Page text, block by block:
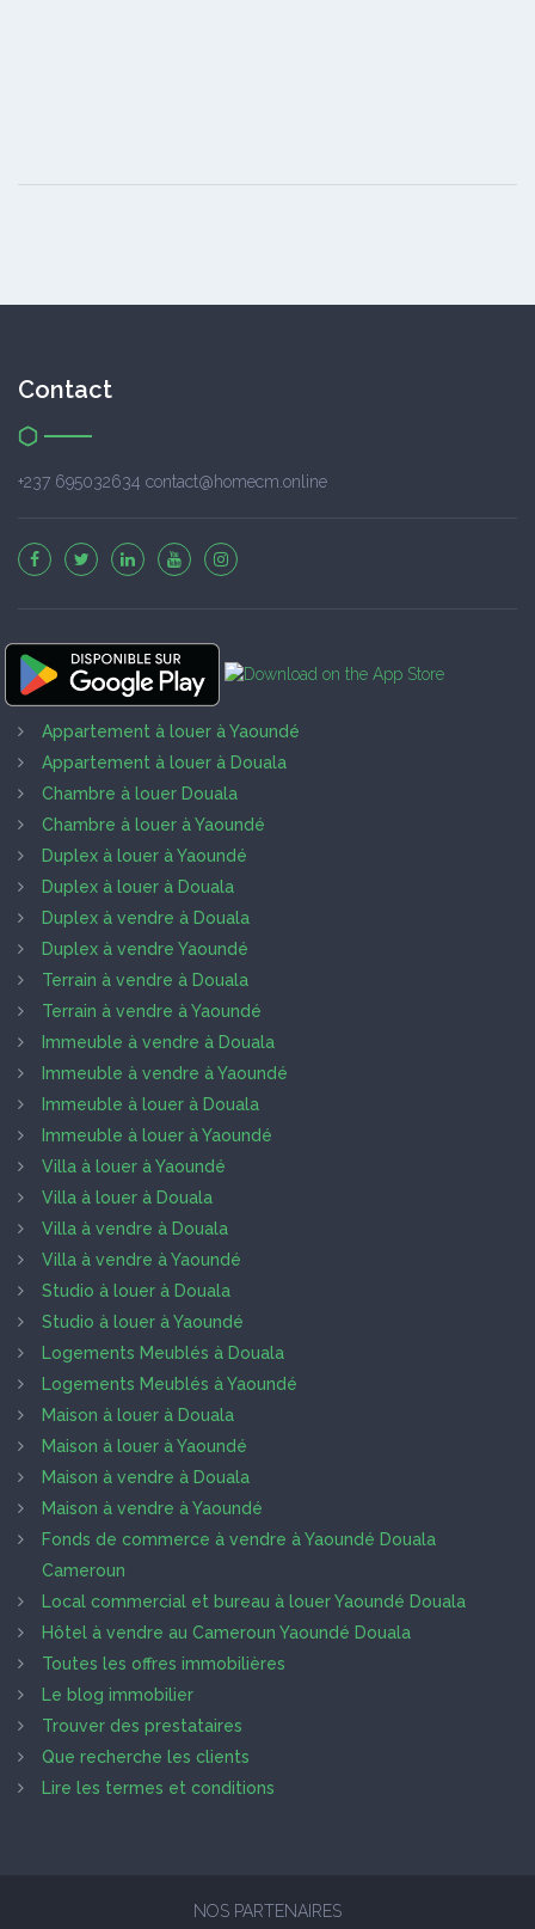
Contact
+237 695032634 contact@homecm.online
Appartement à louer à Yaoundé
Appartement à louer à Douala
Chambre à louer Douala
Chambre à louer à Yaoundé
Duplex à louer à Yaoundé
Duplex à louer à Douala
Duplex à vendre à Douala
Duplex à vendre Yaoundé
Terrain à vendre à Douala
Terrain à vendre à Yaoundé
Immeuble à vendre à Douala
Immeuble à vendre à Yaoundé
Immeuble à louer à Douala
Immeuble à louer à Yaoundé
Villa à louer à Yaoundé
Villa à louer à Douala
Villa à vendre à Douala
Villa à vendre à Yaoundé
Studio à louer à Douala
Studio à louer à Yaoundé
Logements Meublés à Douala
Logements Meublés à Yaoundé
Maison à louer à Douala
Maison à louer à Yaoundé
Maison à vendre à Douala
Maison à vendre à Yaoundé
Fonds de commerce à vendre à Yaoundé Douala
Cameroun
Local commercial et bureau à louer Yaoundé Douala
Hôtel à vendre au Cameroun Yaoundé Douala
Toutes les offres immobilières
Le blog immobilier
Trouver des prestataires
Que recherche les clients
Lire les termes et conditions
NOS PARTENAIRES